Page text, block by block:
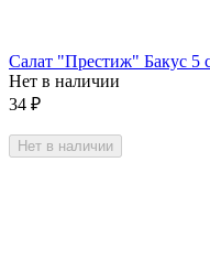
Салат "Престиж" Бакус 5
Нет в наличии
34 ₽
Нет в наличии